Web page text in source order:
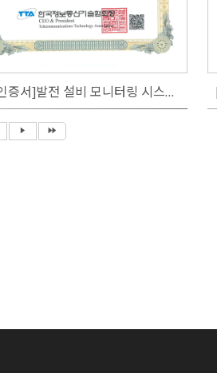
[GS인증서]발전 설비 모니터링 시스템 v1.0